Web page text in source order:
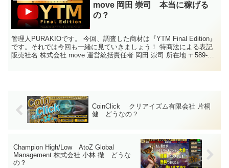
move 岡田 崇司 本当に稼げる
の？
管理人PURAKIOです。 今回、調査した商材は『YTM Final Edition』
です。それでは今回も一緒に見ていきましょう！ 特商法による表記
販売社名 株式会社 move 運営統括責任者 岡田 崇司 所在地 〒589-
CoinClick クリアイズム有限会社 片桐
健 どうなの？
Champion High/Low AtoZ Global
Management 株式会社 小林 徹 どうな
の？